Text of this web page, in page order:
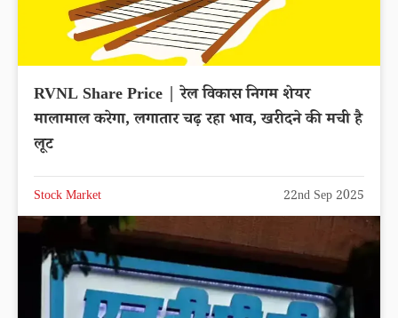
RVNL Share Price | रेल विकास निगम शेयर
मालामाल करेगा, लगातार चढ़ रहा भाव, खरीदने की मची है
लूट
Stock Market 22nd Sep 2025